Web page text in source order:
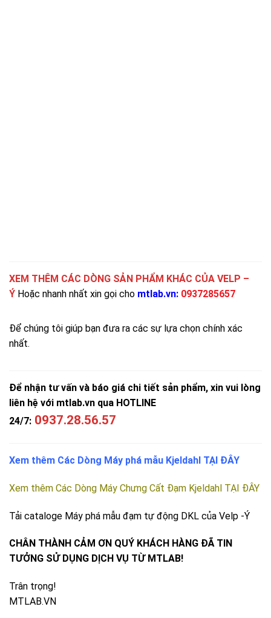
XEM THÊM CÁC DÒNG SẢN PHẨM KHÁC CỦA VELP –
Ý Hoặc nhanh nhất xin gọi cho mtlab.vn: 0937285657
Để chúng tôi giúp bạn đưa ra các sự lựa chọn chính xác
nhất.
Để nhận tư vấn và báo giá chi tiết sản phẩm, xin vui lòng
liên hệ với mtlab.vn qua HOTLINE
24/7: 0937.28.56.57
Xem thêm Các Dòng Máy phá mẫu Kjeldahl TẠI ĐÂY
Xem thêm Các Dòng Máy Chưng Cất Đạm Kjeldahl TẠI ĐÂY
Tải cataloge Máy phá mẫu đạm tự động DKL của Velp -Ý
CHÂN THÀNH CẢM ƠN QUÝ KHÁCH HÀNG ĐÃ TIN
TƯỞNG SỬ DỤNG DỊCH VỤ TỪ MTLAB!
Trân trọng!
MTLAB.VN